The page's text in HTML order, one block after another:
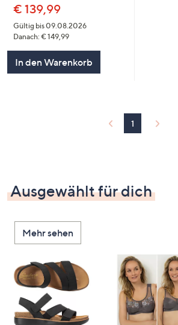
€ 139,99
Gültig bis 09.08.2026
Danach: € 149,99
In den Warenkorb
1
Ausgewählt für dich
Mehr sehen